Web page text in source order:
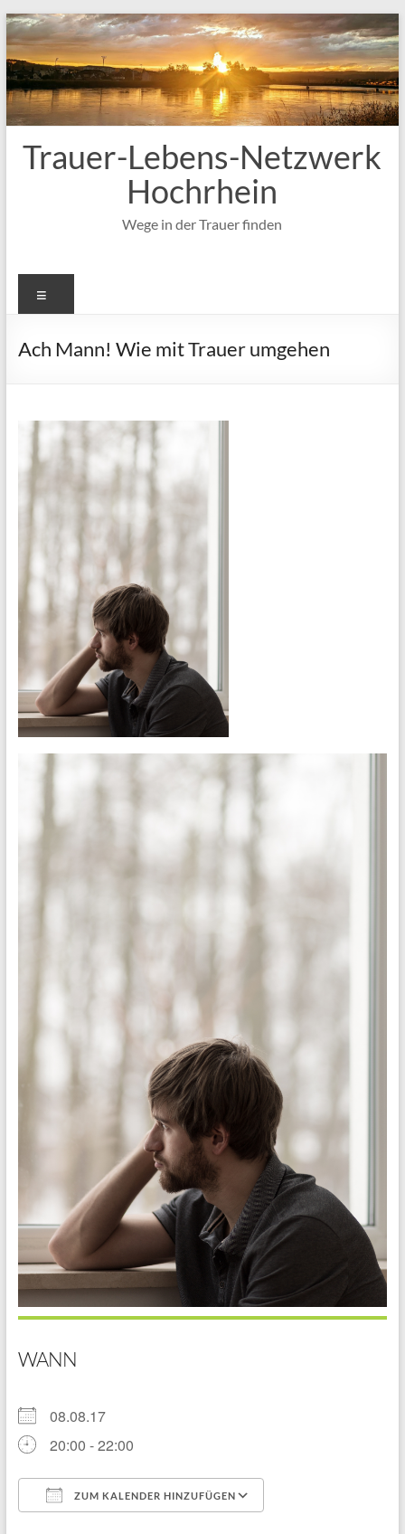
Zum
Inhalt
springen
Trauer-Lebens-Netzwerk
Hochrhein
Wege in der Trauer finden
Ach Mann! Wie mit Trauer umgehen
WANN
08.08.17
20:00 - 22:00
ZUM KALENDER HINZUFÜGEN